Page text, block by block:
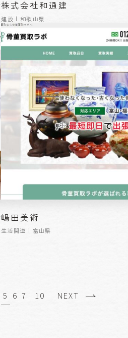
株式会社和通建
建設 | 和歌山県
嶋田美術
生活関連 | 富山県
5 6 7 10 NEXT